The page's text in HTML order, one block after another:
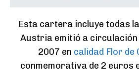
Esta cartera incluye todas
Austria emitió a circulación
2007 en calidad Flor de
conmemorativa de 2 euros